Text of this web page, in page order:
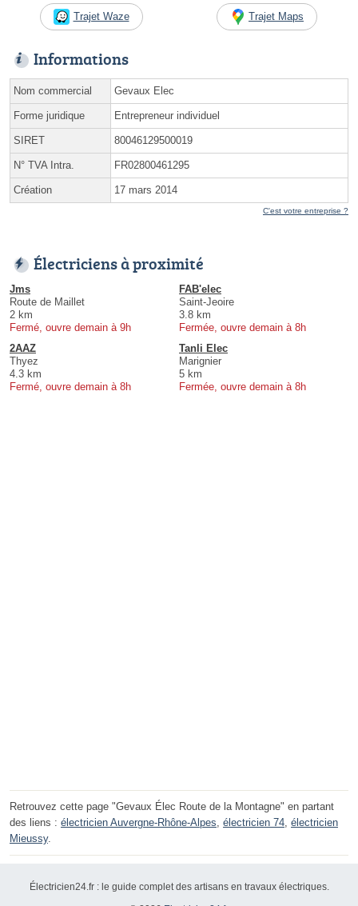
Trajet Waze Trajet Maps
Informations
Nom commercial Gevaux Elec
Forme juridique Entrepreneur individuel
SIRET 80046129500019
N° TVA Intra. FR02800461295
Création 17 mars 2014
C'est votre entreprise ?
Électriciens à proximité
Jms
Route de Maillet
2 km
Fermé, ouvre demain à 9h
FAB'elec
Saint-Jeoire
3.8 km
Fermée, ouvre demain à 8h
2AAZ
Thyez
4.3 km
Fermé, ouvre demain à 8h
Tanli Elec
Marignier
5 km
Fermée, ouvre demain à 8h
Retrouvez cette page "Gevaux Élec Route de la Montagne" en partant
des liens : électricien Auvergne-Rhône-Alpes, électricien 74, électricien
Mieussy.
Électricien24.fr : le guide complet des artisans en travaux électriques.